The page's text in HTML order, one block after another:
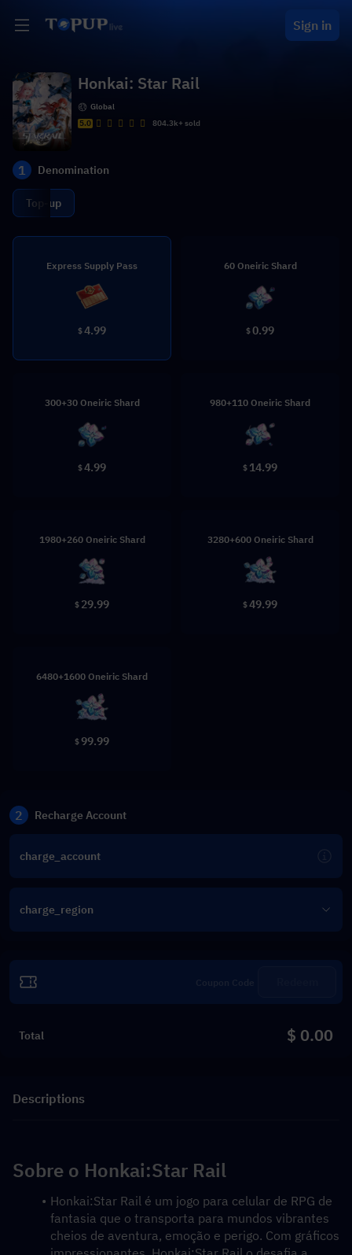
Sign in
Honkai: Star Rail
Global
5.0
804.3k+ sold
1 Denomination
Top-up
Express Supply Pass
$4.99
60 Oneiric Shard
$0.99
300+30 Oneiric Shard
$4.99
980+110 Oneiric Shard
$ 14.99
1980+260 Oneiric Shard
$ 29.99
3280+600 Oneiric Shard
$49.99
6480+1600 Oneiric Shard
$99.99
2 Recharge Account
charge_account
charge_region
Total $ 0.00
Descriptions
Sobre o Honkai:Star Rail
Honkai:Star Rail é um jogo para celular de RPG de
fantasia que o transporta para mundos vibrantes
cheios de aventura, emoção e perigo. Com gráficos